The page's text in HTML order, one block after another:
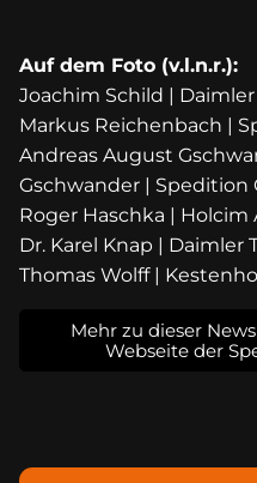
Auf dem Foto (v.l.n.r.):
Joachim Schild | Daimler
Markus Reichenbach |
Andreas August
Gschwander | Spedition
Roger Haschka | Holcim
Dr. Karel Knap | Daimler
Thomas Wolff |
Mehr zu dieser
Webseite der